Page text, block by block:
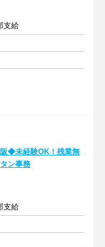
支給
◆未経験OK！残業無
ン事務
支給